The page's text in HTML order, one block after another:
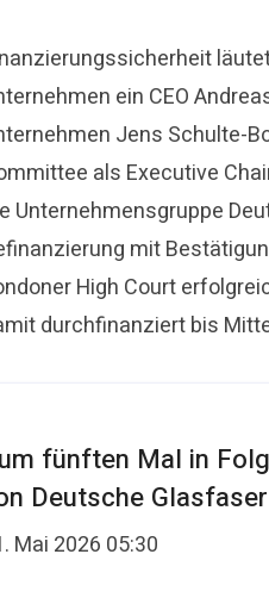
ein CEO
Jens Schulte-
als Executive
Unternehmensgruppe
mit
High Court
durchfinanziert bis
fünften Mal in
Deutsche
Mai 2026 05:30